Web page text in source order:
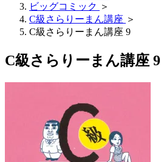
ビッグコミック ＞
C級さらりーまん講座 ＞
C級さらりーまん講座 9
C級さらりーまん講座 9